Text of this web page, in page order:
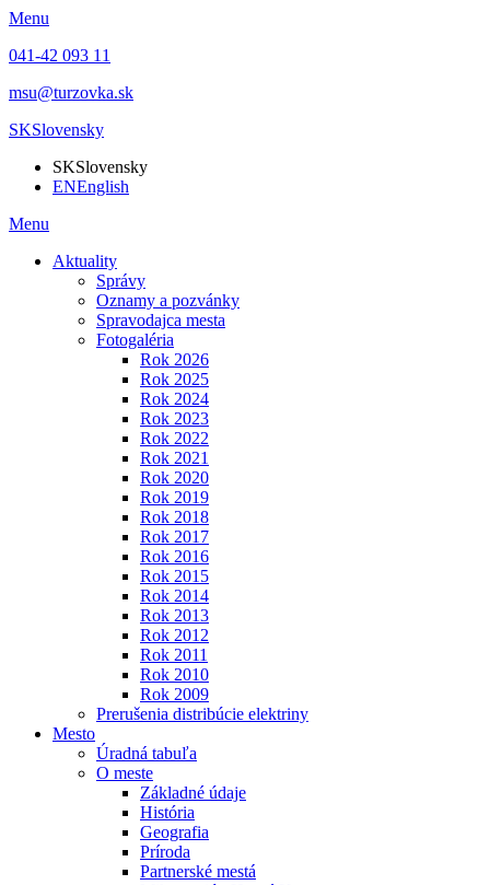
Menu
041-42 093 11
msu@turzovka.sk
SKSlovensky
SKSlovensky
ENEnglish
Menu
Aktuality
Správy
Oznamy a pozvánky
Spravodajca mesta
Fotogaléria
Rok 2026
Rok 2025
Rok 2024
Rok 2023
Rok 2022
Rok 2021
Rok 2020
Rok 2019
Rok 2018
Rok 2017
Rok 2016
Rok 2015
Rok 2014
Rok 2013
Rok 2012
Rok 2011
Rok 2010
Rok 2009
Prerušenia distribúcie elektriny
Mesto
Úradná tabuľa
O meste
Základné údaje
História
Geografia
Príroda
Partnerské mestá